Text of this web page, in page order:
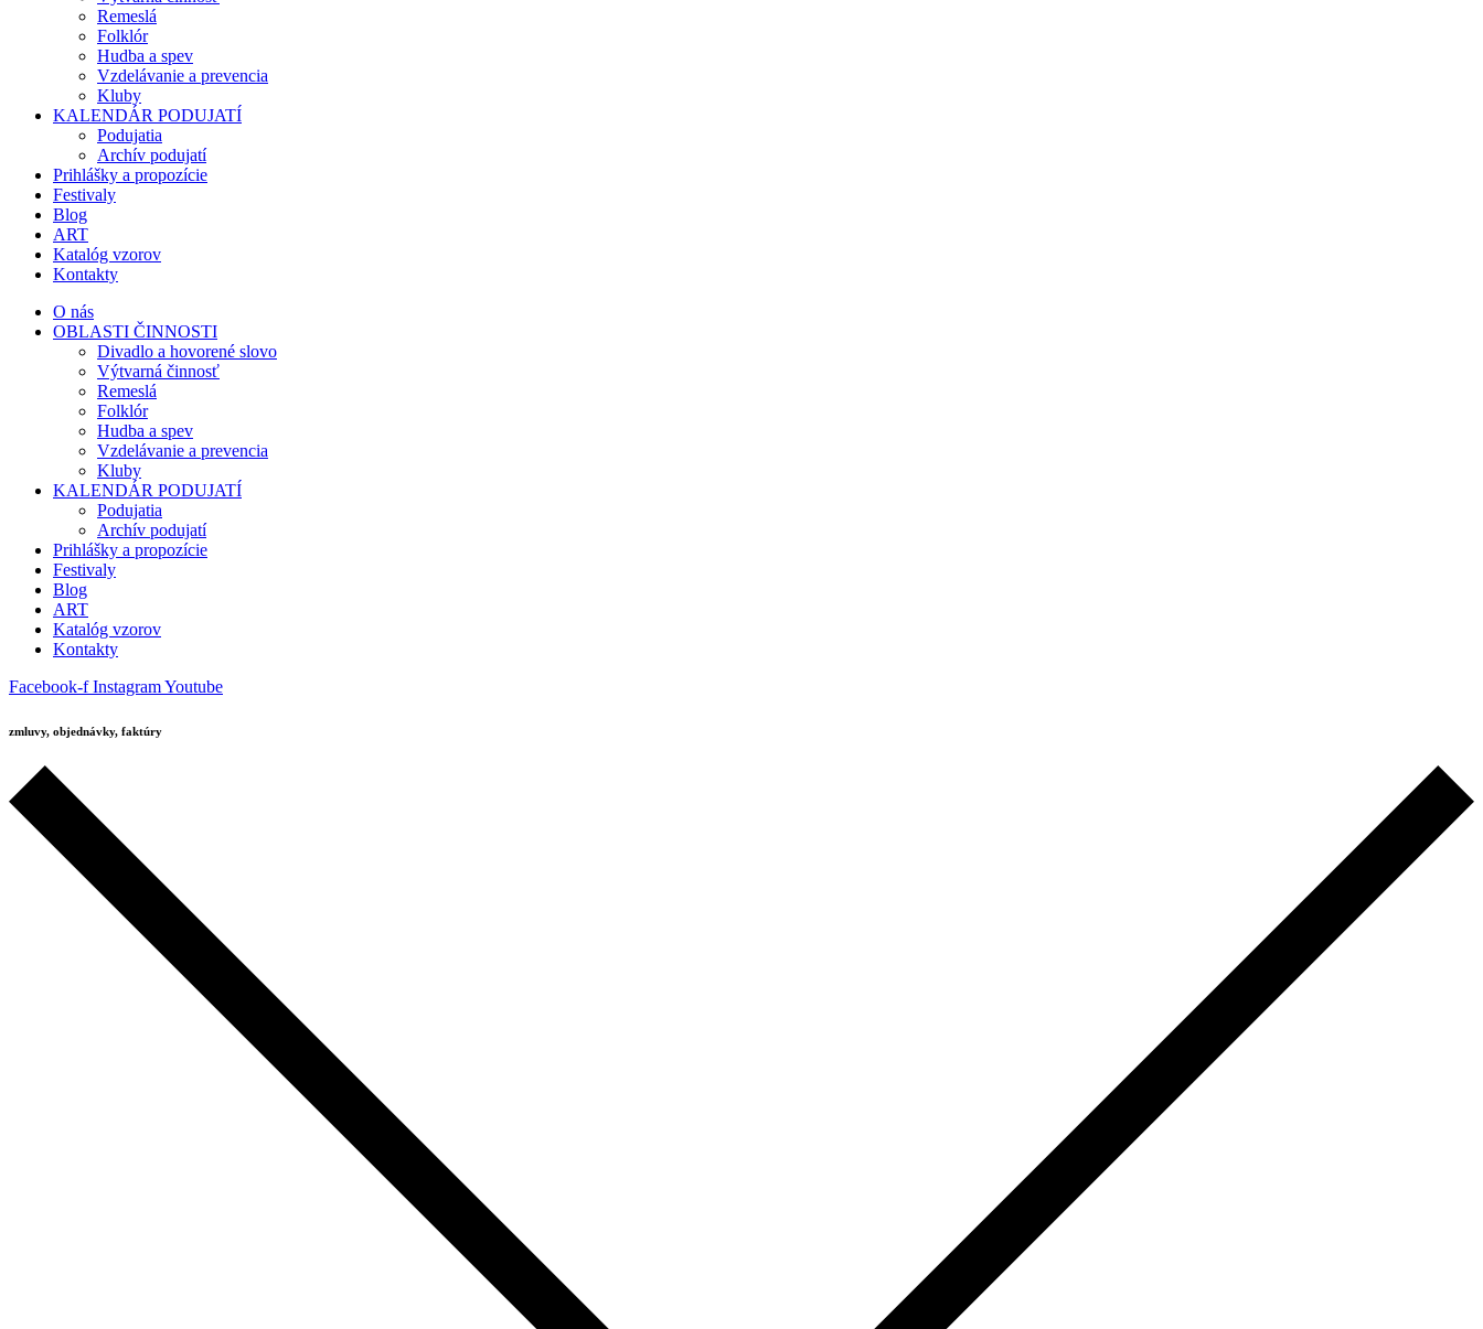
Remeslá
Folklór
Hudba a spev
Vzdelávanie a prevencia
Kluby
KALENDÁR PODUJATÍ
Podujatia
Archív podujatí
Prihlášky a propozície
Festivaly
Blog
ART
Katalóg vzorov
Kontakty
O nás
OBLASTI ČINNOSTI
Divadlo a hovorené slovo
Výtvarná činnosť
Remeslá
Folklór
Hudba a spev
Vzdelávanie a prevencia
Kluby
KALENDÁR PODUJATÍ
Podujatia
Archív podujatí
Prihlášky a propozície
Festivaly
Blog
ART
Katalóg vzorov
Kontakty
Facebook-f InstagramYoutube
zmluvy, objednávky, faktúry